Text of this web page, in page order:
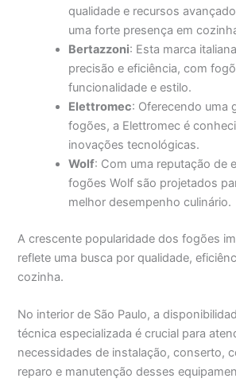
qualidade e recursos
uma forte presença em
Bertazzoni: Esta marca
precisão e eficiência, com
funcionalidade e estilo.
Elettromec: Oferecendo uma
fogões, a Elettromec é
inovações tecnológicas.
Wolf: Com uma reputação de
fogões Wolf são projetados
melhor desempenho culinário.
A crescente popularidade dos fogões
reflete uma busca por qualidade,
cozinha.
No interior de São Paulo, a
técnica especializada é crucial para
necessidades de instalação, conserto,
reparo e manutenção desses